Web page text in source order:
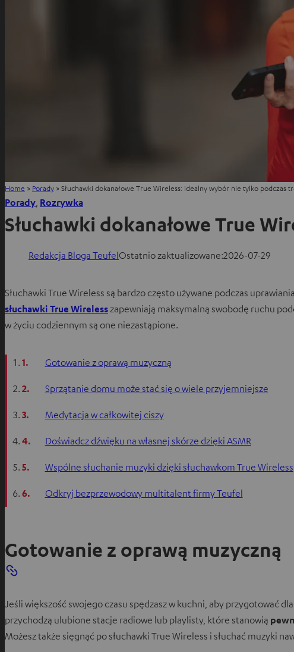
Home » Porady »Słuchawki dokanałowe True Wireless: idealny wybór nie tylko podczas
Porady Rozrywka
Słuchawki dokanałowe True
Redakcja Bloga TeufelOstatnio zaktualizowane:2026-07-29
Słuchawki True Wireless są bardzo często używane podczas
słuchawki True Wireless zapewniają maksymalną swobodę ruchu
w życiu codziennym są one niezastąpione.
1. Gotowanie z oprawą muzyczną
2. Sprzątanie domu może stać się o wiele przyjemniejsze
3. Medytacja w całkowitej ciszy
4. Doświadcz dźwięku na własnej skórze dzięki ASMR
5. Wspólne słuchanie muzyki dzięki słuchawkom True Wireless
6. Odkryj bezprzewodowy multitalent firmy Teufel
Gotowanie z oprawą muzyczną
Jeśli większość swojego czasu spędzasz w kuchni, aby przygotować
przychodzą ulubione stacje radiowe lub playlisty, które stanowią
Możesz także sięgnąć po słuchawki True Wireless i słuchać muzyki